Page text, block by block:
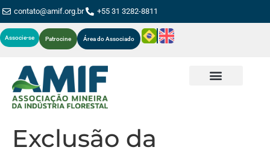
contato@amif.org.br +55 31 3282-8811
Associe-se Patrocine Área do Associado
Exclusão da